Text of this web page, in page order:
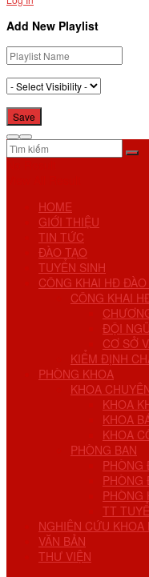
Add New Playlist
HOME
GIỚI THIỆU
TIN TỨC
ĐÀO TẠO
TUYỂN SINH
CÔNG KHAI HĐ ĐÀO
CÔNG KHAI
ĐỘI
CƠ SỞ
KIỂM ĐỊNH
PHÒNG KHOA
KHOA
KHOA
KHOA
KHOA
PHÒNG BAN
PHÒNG
PHÒNG
PHÒNG
TT
NGHIÊN CỨU KHOA
VĂN BẢN
THƯ VIỆN